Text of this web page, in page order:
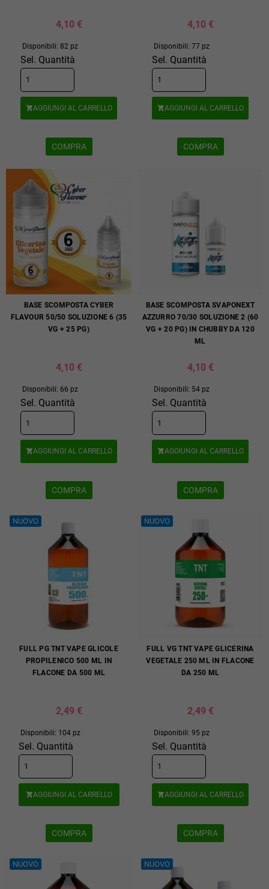
4,10 €
Disponibili: 82 pz
Sel. Quantità
AGGIUNGI AL CARRELLO
COMPRA
4,10 €
Disponibili: 77 pz
Sel. Quantità
AGGIUNGI AL CARRELLO
COMPRA
BASE SCOMPOSTA CYBER
FLAVOUR 50/50 SOLUZIONE 6 (35
VG + 25 PG)
4,10 €
Disponibili: 66 pz
Sel. Quantità
AGGIUNGI AL CARRELLO
COMPRA
BASE SCOMPOSTA SVAPONEXT
AZZURRO 70/30 SOLUZIONE 2 (60
VG + 20 PG) IN CHUBBY DA 120
ML
4,10 €
Disponibili: 54 pz
Sel. Quantità
AGGIUNGI AL CARRELLO
COMPRA
NUOVO
FULL PG TNT VAPE GLICOLE
PROPILENICO 500 ML IN
FLACONE DA 500 ML
2,49 €
Disponibili: 104 pz
Sel. Quantità
AGGIUNGI AL CARRELLO
COMPRA
NUOVO
FULL VG TNT VAPE GLICERINA
VEGETALE 250 ML IN FLACONE
DA 250 ML
2,49 €
Disponibili: 95 pz
Sel. Quantità
AGGIUNGI AL CARRELLO
COMPRA
NUOVO NUOVO